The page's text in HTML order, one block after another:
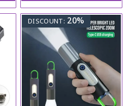
DISCOUNT: 20%